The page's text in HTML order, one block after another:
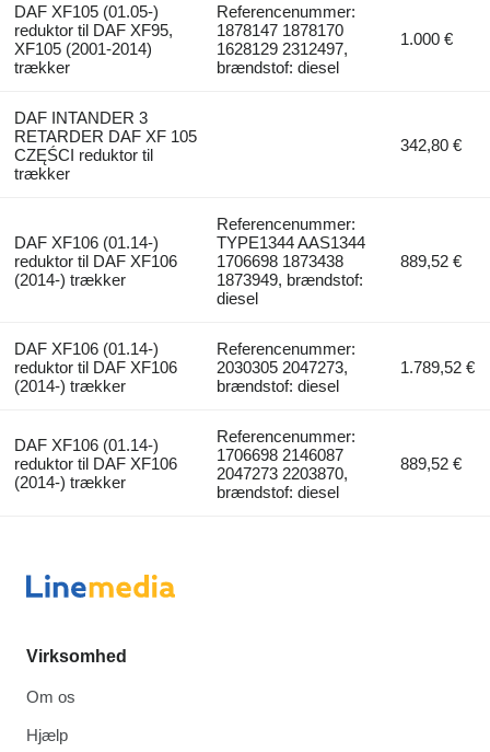
DAF XF105 (01.05-)
reduktor til DAF XF95,
XF105 (2001-2014)
trækker
Referencenummer:
1878147 1878170
1628129 2312497,
brændstof: diesel
1.000 €
DAF INTANDER 3
RETARDER DAF XF 105
CZĘŚCI reduktor til
trækker
342,80 €
DAF XF106 (01.14-)
reduktor til DAF XF106
(2014-) trækker
Referencenummer:
TYPE1344 AAS1344
1706698 1873438
1873949, brændstof:
diesel
889,52 €
DAF XF106 (01.14-)
reduktor til DAF XF106
(2014-) trækker
Referencenummer:
2030305 2047273,
brændstof: diesel
1.789,52 €
DAF XF106 (01.14-)
reduktor til DAF XF106
(2014-) trækker
Referencenummer:
1706698 2146087
2047273 2203870,
brændstof: diesel
889,52 €
Virksomhed
Om os
Hjælp